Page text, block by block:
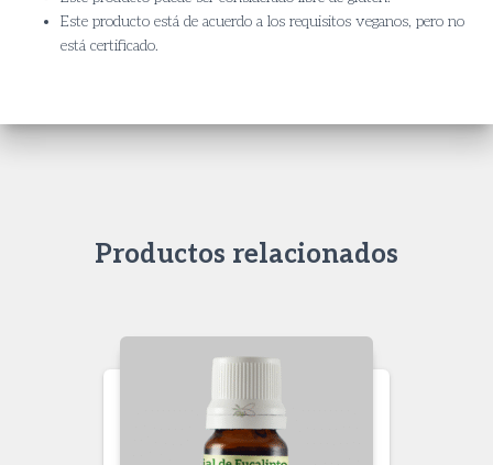
Este producto está de acuerdo a los requisitos veganos, pero no
está certificado.
Productos relacionados